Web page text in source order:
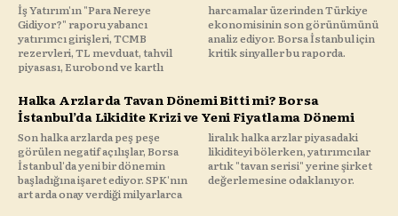
İş Yatırım'ın "Para Nereye
Gidiyor?" raporu yabancı
yatırımcı girişleri, TCMB
rezervleri, TL mevduat, tahvil
piyasası, Eurobond ve kartlı
harcamalar üzerinden Türkiye
ekonomisinin son görünümünü
analiz ediyor. Borsa İstanbul için
kritik sinyaller bu raporda.
Halka Arzlarda Tavan Dönemi Bitti mi? Borsa
İstanbul’da Likidite Krizi ve Yeni Fiyatlama Dönemi
Son halka arzlarda peş peşe
görülen negatif açılışlar, Borsa
İstanbul'da yeni bir dönemin
başladığına işaret ediyor. SPK'nın
art arda onay verdiği milyarlarca
liralık halka arzlar piyasadaki
likiditeyi bölerken, yatırımcılar
artık "tavan serisi" yerine şirket
değerlemesine odaklanıyor.